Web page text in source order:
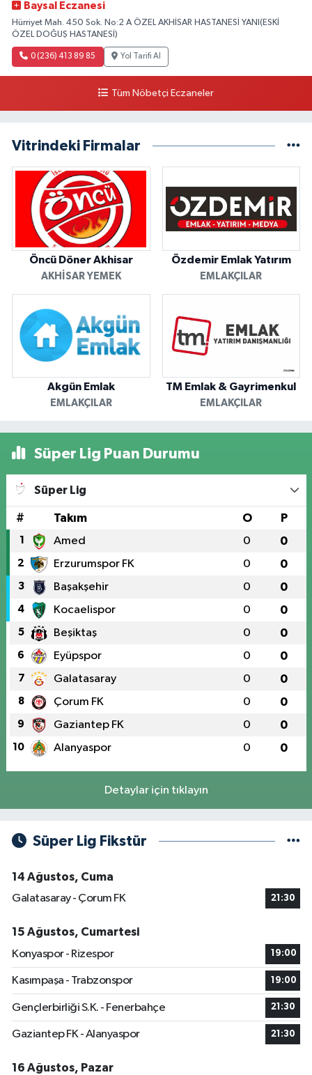
Baysal Eczanesi
Hürriyet Mah. 450 Sok. No:2 A ÖZEL AKHİSAR HASTANESİ YANI(ESKİ
ÖZEL DOĞUŞ HASTANESİ)
0 (236) 413 89 85 Yol Tarifi Al
Tüm Nöbetçi Eczaneler
Vitrindeki Firmalar
Öncü Döner Akhisar
AKHISAR YEMEK
Özdemir Emlak Yatırım
EMLAKÇILAR
Akgün Emlak
EMLAKÇILAR
TM Emlak & Gayrimenkul
EMLAKÇILAR
Süper Lig Puan Durumu
Süper Lig
# Takım O P
1 Amed 0 0
2 Erzurumspor FK 0 0
3 Başakşehir 0 0
4 Kocaelispor 0 0
5 Beşiktaş 0 0
6 Eyüpspor 0 0
7 Galatasaray 0 0
8 Çorum FK 0 0
9 Gaziantep FK 0 0
10 Alanyaspor 0 0
Detaylar için tıklayın
Süper Lig Fikstür
14 Ağustos, Cuma
Galatasaray - Çorum FK
21:30
15 Ağustos, Cumartesi
Konyaspor - Rizespor
19:00
Kasımpaşa - Trabzonspor 19:00
Gençlerbirliği S.K. - Fenerbahçe 21:30
Gaziantep FK - Alanyaspor 21:30
16 Ağustos, Pazar